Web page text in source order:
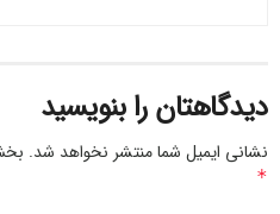
دیدگاهتان را بنویسید
نشانی ایمیل شما منتشر نخواهد شد.
*